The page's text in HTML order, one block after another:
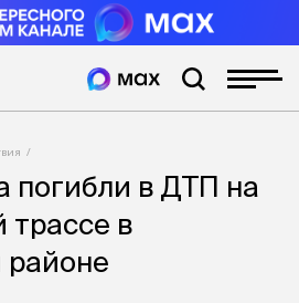
погибли в ДТП на
трассе в